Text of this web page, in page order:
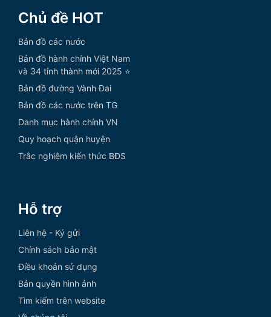
Chủ đề HOT
Bản đồ các nước
Bản đồ hành chính Việt Nam
và 34 tỉnh thành mới 2025 ⭐
Bản đồ đường Vành Đai
Bản đồ các nước trên TG
Danh mục hành chính VN
Quy hoạch quận huyện
Trắc nghiệm kiến thức BĐS
Hỗ trợ
Liên hệ - Ký gửi
Chính sách bảo mật
Điều khoản sử dụng
Bản quyền hình ảnh
Tìm kiếm trên website